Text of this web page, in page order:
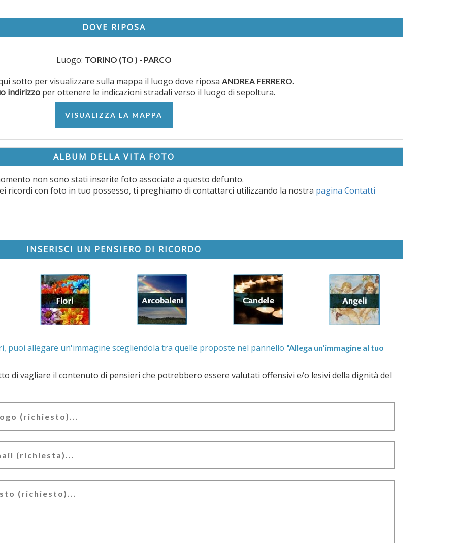
DOVE RIPOSA
Luogo: TORINO (TO ) - PARCO
sotto per visualizzare sulla mappa il luogo dove riposa ANDREA FERRERO.
indirizzoper ottenere le indicazioni stradali verso il luogo di sepoltura.
VISUALIZZA LA MAPPA
ALBUM DELLA VITA FOTO
non sono stati inserite foto associate a questo defunto.
ricordi con foto in tuo possesso, ti preghiamo di contattarci utilizzando la nostra pagina Contatti
INSERISCI UN PENSIERO DI RICORDO
. Se lo desideri, puoi allegare un'immagine scegliendola tra quelle proposte nel pannello "Allega un'immagine al tuo
di pensieri che potrebbero essere valutati offensivi e/o lesivi della dignità del